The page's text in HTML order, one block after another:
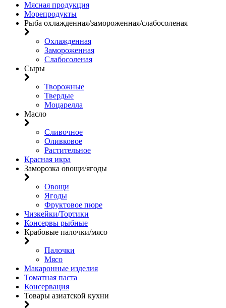
Мясная продукция
Морепродукты
Рыба охлажденная/замороженная/слабосоленая
Охлажденная
Замороженная
Слабосоленая
Сыры
Творожные
Твердые
Моцарелла
Масло
Сливочное
Оливковое
Растительное
Красная икра
Заморозка овощи/ягоды
Овощи
Ягоды
Фруктовое пюре
Чизкейки/Тортики
Консервы рыбные
Крабовые палочки/мясо
Палочки
Мясо
Макаронные изделия
Томатная паста
Консервация
Товары азиатской кухни